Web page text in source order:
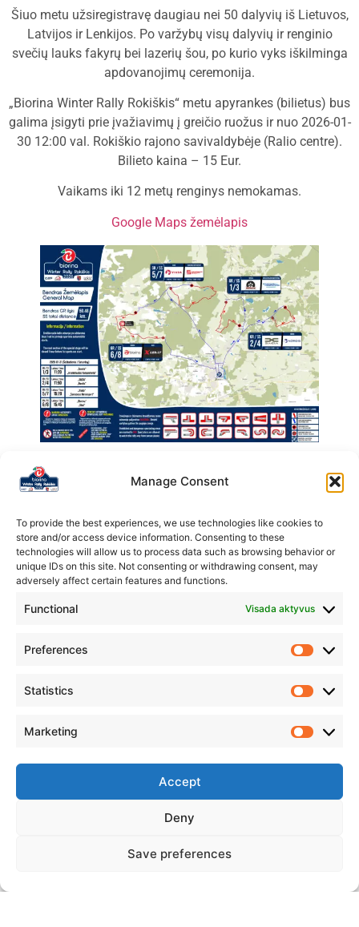
Manage Consent
To provide the best experiences, we use technologies like cookies to
store and/or access device information. Consenting to these
technologies will allow us to process data such as browsing behavior or
unique IDs on this site. Not consenting or withdrawing consent, may
adversely affect certain features and functions.
Functional Visada aktyvus
Preferences
Statistics
Marketing
Accept
Deny
Save preferences
Šiuo metu užsiregistravę daugiau nei 50 dalyvių iš Lietuvos,
Latvijos ir Lenkijos. Po varžybų visų dalyvių ir renginio
svečių lauks fakyrų bei lazerių šou, po kurio vyks iškilminga
apdovanojimų ceremonija.
„Biorina Winter Rally Rokiškis“ metu apyrankes (bilietus) bus
galima įsigyti prie įvažiavimų į greičio ruožus ir nuo 2026-01-
30 12:00 val. Rokiškio rajono savivaldybėje (Ralio centre).
Bilieto kaina – 15 Eur.
Vaikams iki 12 metų renginys nemokamas.
Google Maps žemėlapis